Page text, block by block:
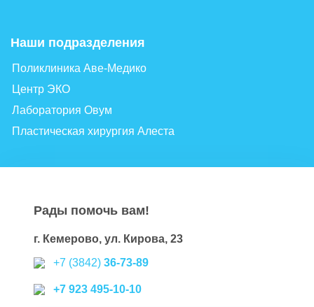
Наши подразделения
Поликлиника Аве-Медико
Центр ЭКО
Лаборатория Овум
Пластическая хирургия Алеста
Рады помочь вам!
г. Кемерово, ул. Кирова, 23
+7 (3842) 36-73-89
+7 923 495-10-10